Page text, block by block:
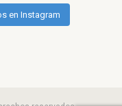
en Instagram